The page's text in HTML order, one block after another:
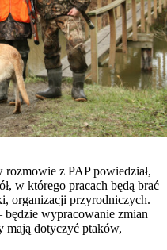
z PAP powiedział,
w którego pracach będą brać
organizacji przyrodniczych.
będzie wypracowanie zmian
mają dotyczyć ptaków,